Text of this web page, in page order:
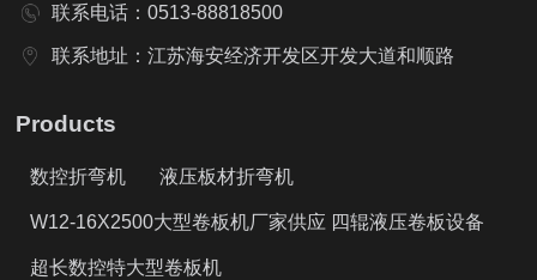
联系电话：0513-88818500
联系地址：江苏海安经济开发区开发大道和顺路
Products
数控折弯机 液压板材折弯机
W12-16X2500大型卷板机厂家供应 四辊液压卷板设备
超长数控特大型卷板机